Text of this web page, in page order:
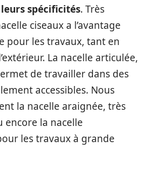
spécificités. Très
ciseaux a l’avantage
pour les travaux, tant en
La nacelle articulée,
de travailler dans des
accessibles. Nous
la nacelle araignée, très
encore la nacelle
les travaux à grande